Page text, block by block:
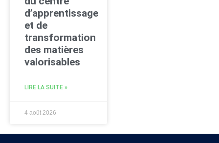
d’apprentissage
et de
transformation
des matières
valorisables
LIRE LA SUITE »
4 août 2026